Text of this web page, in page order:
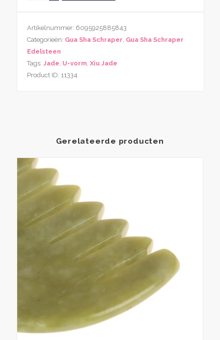
Jade
U-
vorm
aantal
Artikelnummer: 6095925885843
Categorieën: Gua Sha Schraper Gua Sha Schraper
Edelsteen
Tags: Jade U-vorm, Xiu Jade
Product ID: 11334
Gerelateerde producten